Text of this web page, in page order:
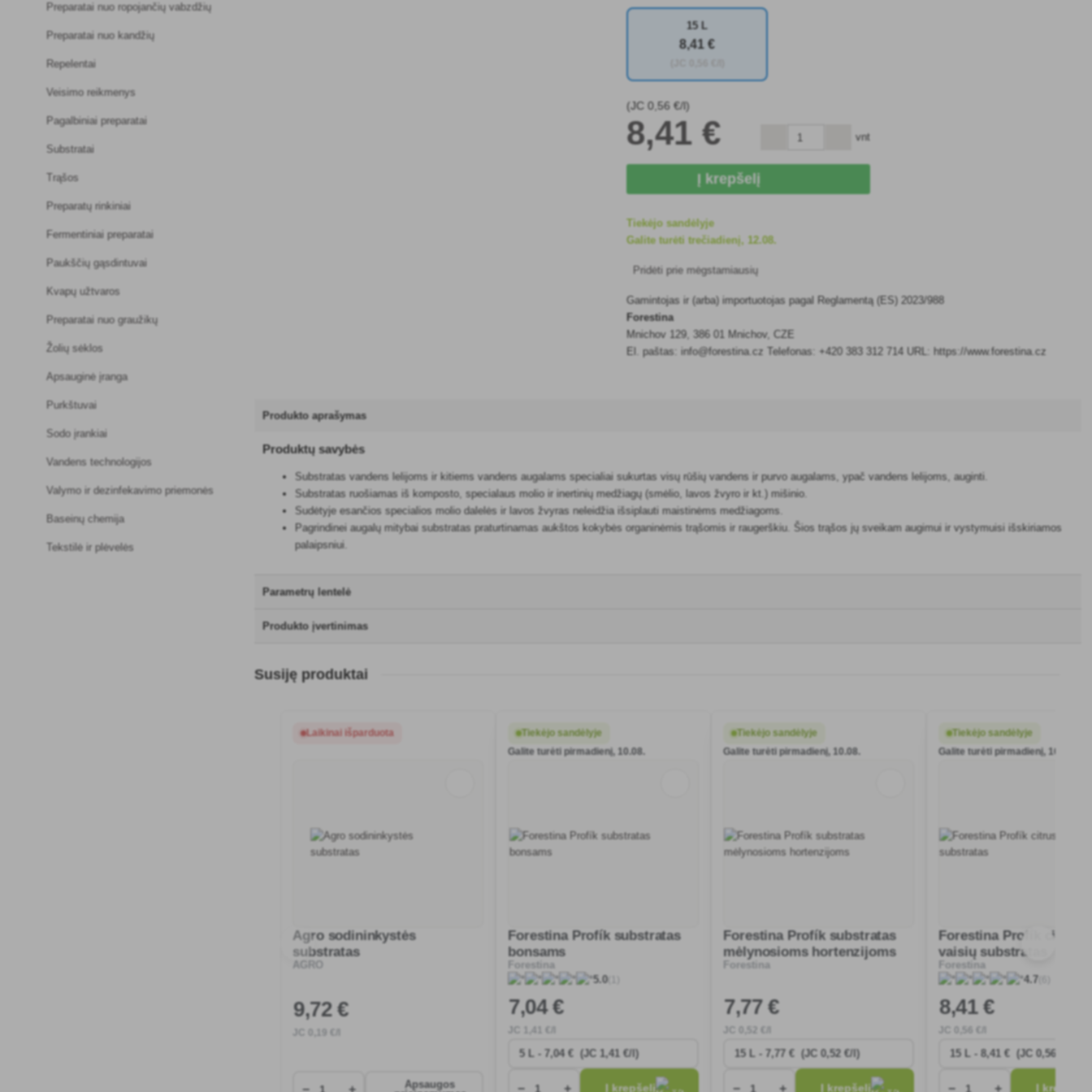
Preparatai nuo ropojančių vabzdžių
Preparatai nuo kandžių
Repelentai
Veisimo reikmenys
Pagalbiniai preparatai
Substratai
Trąšos
Preparatų rinkiniai
Fermentiniai preparatai
Paukščių gąsdintuvai
Kvapų užtvaros
Preparatai nuo graužikų
Žolių sėklos
Apsauginė įranga
Purkštuvai
Sodo įrankiai
Vandens technologijos
Valymo ir dezinfekavimo priemonės
Baseinų chemija
Tekstilė ir plėvelės
15 L
8,41 €
(JC0,56 €/l)
8,41 € vnt
Į krepšelį
Tiekėjo sandėlyje
Galite turėti trečiadienį, 12.08.
Pridėti prie mėgstamiausių
Gamintojas ir (arba) importuotojas pagal Reglamentą (ES) 2023/988
Forestina
Mnichov 129, 386 01 Mnichov, CZE
El. paštas: info@forestina.cz Telefonas: +420 383 312 714 URL: https://www.forestina.cz
Produkto aprašymas
Produktų savybės
Substratas vandens lelijoms ir kitiems vandens augalams specialiai sukurtas visų rūšių vandens ir purvo augalams, ypač vandens lelijoms, auginti.
Substratas ruošiamas iš komposto, specialaus molio ir inertinių medžiagų (smėlio, lavos žvyro ir kt.) mišinio.
Sudėtyje esančios specialios molio dalelės ir lavos žvyras neleidžia išsiplauti maistinėms medžiagoms.
Pagrindinei augalų mitybai substratas praturtinamas aukštos kokybės organinėmis trąšomis ir raugerškiu. Šios trąšos jų sveikam augimui ir vystymuisi išskiriamos
palaipsniui.
Parametrų lentelė
Produkto įvertinimas
Susiję produktai
Laikinai išparduota
Agro sodininkystės
substratas
AGRO
9,72 €
− +
Apsaugos
Tiekėjo sandėlyje
Galite turėti pirmadienį, 10.08.
Forestina Profík substratas
bonsams
Forestina
5.0(1)
7,04 €
− + Į krepšelį
Tiekėjo sandėlyje
Galite turėti pirmadienį, 10.08.
Forestina Profík substratas
mėlynosioms hortenzijoms
Forestina
7,77 €
,52 €/l
− + Į krepšelį
Tiekėjo sandėlyje
Galite turėti pirmadienį, 10.08.
Forestina Profík
vaisių substratas
Forestina
4.7
8,41 €
− + Į krepšelį